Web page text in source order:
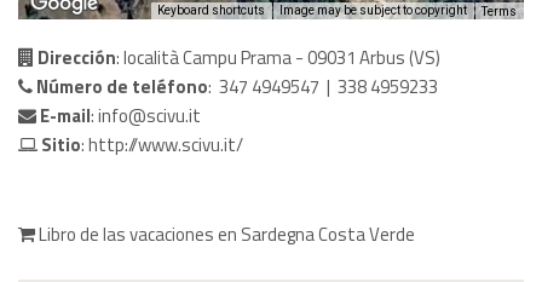
Keyboard shortcuts Image may be subject to copyright Terms
Dirección: località Campu Prama - 09031 Arbus (VS)
Número de teléfono: 347 4949547 | 338 4959233
E-mail:info@scivu.it
Sitio:http://www.scivu.it/
Libro de las vacaciones en Sardegna Costa Verde